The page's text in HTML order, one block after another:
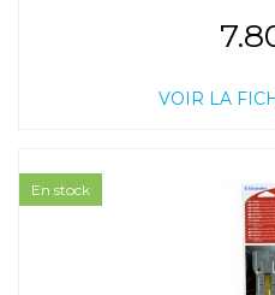
VOIR LA
En stock